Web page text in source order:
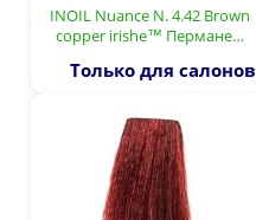
INOIL Nuance N. 4.42 Brown
copper irishe™ Пермане…
Только для салонов